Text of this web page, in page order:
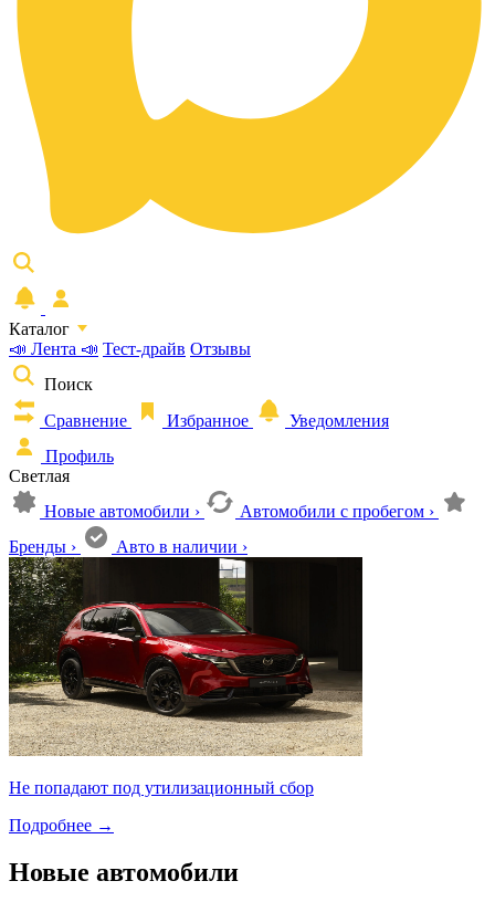
Каталог
📣 Лента 📣 Тест-драйв Отзывы
Поиск
Сравнение
Избранное
Уведомления
Профиль
Светлая
Новые автомобили › Автомобили с пробегом ›
Бренды › Авто в наличии ›
Не попадают под утилизационный сбор
Подробнее →
Новые автомобили